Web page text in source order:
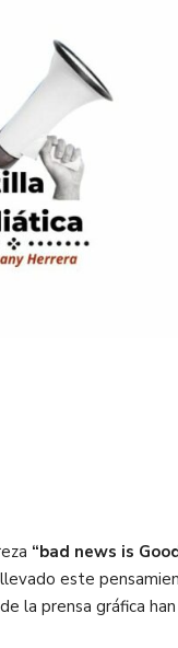
“bad news is
este
la prensa gráfica